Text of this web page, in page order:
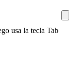
usa la tecla Tab